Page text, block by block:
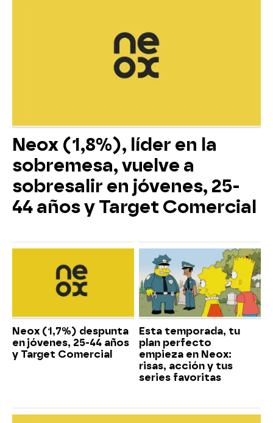
Neox (1,8%), líder en la
sobremesa, vuelve a
sobresalir en jóvenes, 25-
44 años y Target Comercial
Neox (1,7%) despunta
en jóvenes, 25-44 años
y Target Comercial
Esta temporada, tu
plan perfecto
empieza en Neox:
risas, acción y tus
series favoritas